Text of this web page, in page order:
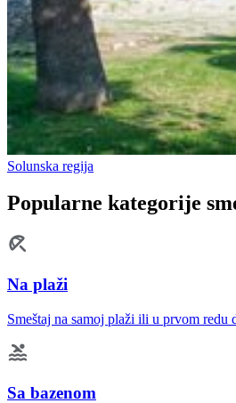
Solunska regija
Popularne kategorije
Na plaži
Smeštaj na samoj plaži ili u prvom redu
Sa bazenom